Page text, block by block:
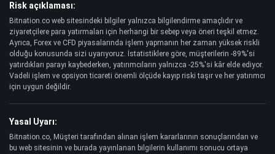
Risk açıklaması:
Bitnation.co web sitesindeki bilgiler yalnızca bilgilendirme amaçlıdır ve
ziyaretçilere para yatırmaları için herhangi bir sebep veya öneri teşkil etmez.
Ayrıca, Forex ve CFD piyasalarında işlem yapmanın her zaman yüksek riskli
olduğu konusunda sizi uyarıyoruz. İstatistiklere göre, müşterilerin -89%'si
yatırdıkları parayı kaybederken, yatırımcıların yalnızca -25%'si kâr elde ediyor.
Vadeli işlem ve opsiyon ticareti önemli ölçüde kayıp riski taşır ve her yatırımcı
için uygun değildir.
Yasal Uyarı:
Bitnation.co, Müşteri tarafından alınan işlem kararlarının sonuçlarından ve
bu web sitesinin ve burada yayınlanan bilgilerin kullanımı sonucu ortaya